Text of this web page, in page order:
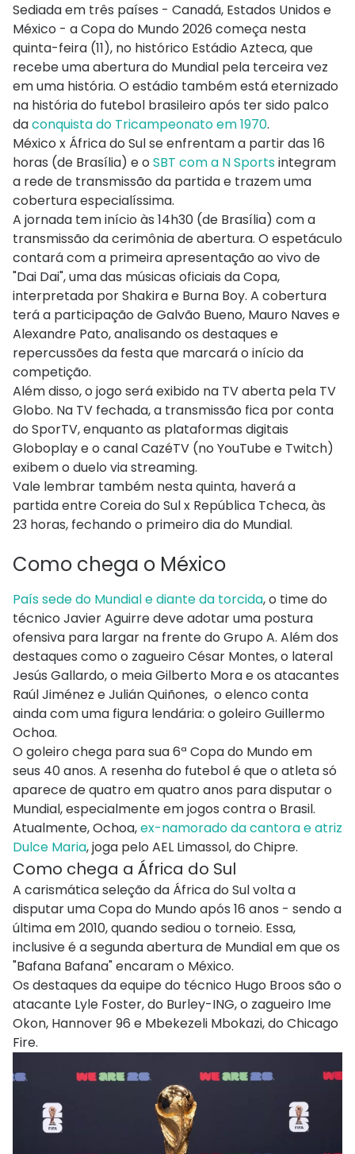
Sediada em três países - Canadá, Estados Unidos e
México - a Copa do Mundo 2026 começa nesta
quinta-feira (11), no histórico Estádio Azteca, que
recebe uma abertura do Mundial pela terceira vez
em uma história. O estádio também está eternizado
na história do futebol brasileiro após ter sido palco
daconquista do Tricampeonato em 1970.
México x África do Sul se enfrentam a partir das 16
horas (de Brasília) e o SBT com a N Sportsintegram
a rede de transmissão da partida e trazem uma
cobertura especialíssima.
A jornada tem início às 14h30 (de Brasília) com a
transmissão da cerimônia de abertura. O espetáculo
contará com a primeira apresentação ao vivo de
"Dai Dai", uma das músicas oficiais da Copa,
interpretada por Shakira e Burna Boy. A cobertura
terá a participação de Galvão Bueno, Mauro Naves e
Alexandre Pato, analisando os destaques e
repercussões da festa que marcará o início da
competição.
Além disso, o jogo será exibido na TV aberta pela TV
Globo. Na TV fechada, a transmissão fica por conta
do SporTV, enquanto as plataformas digitais
Globoplay e o canal CazéTV (no YouTube e Twitch)
exibem o duelo via streaming.
Vale lembrar também nesta quinta, haverá a
partida entre Coreia do Sul x República Tcheca, às
23 horas, fechando o primeiro dia do Mundial.
Como chega o México
País sede do Mundial e diante da torcida, o time do
técnico Javier Aguirre deve adotar uma postura
ofensiva para largar na frente do Grupo A. Além dos
destaques como o zagueiro César Montes, o lateral
Jesús Gallardo, o meia Gilberto Mora e os atacantes
Raúl Jiménez e Julián Quiñones, o elenco conta
ainda com uma figura lendária: o goleiro Guillermo
Ochoa.
O goleiro chega para sua 6ª Copa do Mundo em
seus 40 anos. A resenha do futebol é que o atleta só
aparece de quatro em quatro anos para disputar o
Mundial, especialmente em jogos contra o Brasil.
Atualmente, Ochoa,ex-namorado da cantora e atriz
Dulce Maria, joga pelo AEL Limassol, do Chipre.
Como chega a África do Sul
A carismática seleção da África do Sul volta a
disputar uma Copa do Mundo após 16 anos - sendo a
última em 2010, quando sediou o torneio. Essa,
inclusive é a segunda abertura de Mundial em que os
"Bafana Bafana" encaram o México.
Os destaques da equipe do técnico Hugo Broos são o
atacante Lyle Foster, do Burley-ING, o zagueiro Ime
Okon, Hannover 96 e Mbekezeli Mbokazi, do Chicago
Fire.